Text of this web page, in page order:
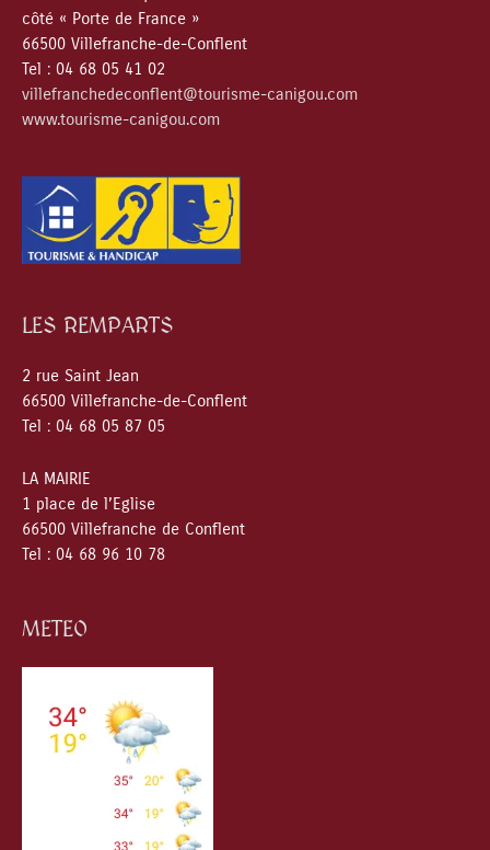
côté « Porte de France »
66500 Villefranche-de-Conflent
Tel : 04 68 05 41 02
villefranchedeconflent@tourisme-canigou.com
www.tourisme-canigou.com
LES REMPARTS
2 rue Saint Jean
66500 Villefranche-de-Conflent
Tel : 04 68 05 87 05
LA MAIRIE
1 place de l’Eglise
66500 Villefranche de Conflent
Tel : 04 68 96 10 78
METEO